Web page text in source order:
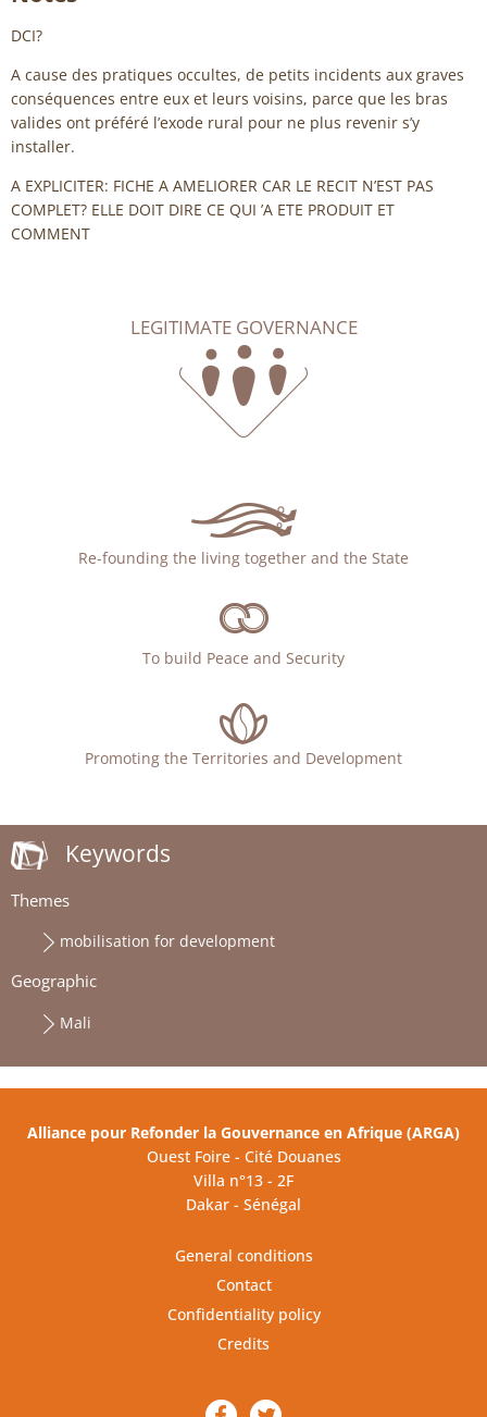
DCI?
A cause des pratiques occultes, de petits incidents aux graves
conséquences entre eux et leurs voisins, parce que les bras
valides ont préféré l’exode rural pour ne plus revenir s’y
installer.
A EXPLICITER: FICHE A AMELIORER CAR LE RECIT N’EST PAS
COMPLET? ELLE DOIT DIRE CE QUI ’A ETE PRODUIT ET
COMMENT
LEGITIMATE GOVERNANCE
Re-founding the living together and the State
To build Peace and Security
Promoting the Territories and Development
Keywords
Themes
mobilisation for development
Geographic
Mali
Alliance pour Refonder la Gouvernance en Afrique (ARGA)
Ouest Foire - Cité Douanes
Villa n°13 - 2F
Dakar - Sénégal
General conditions
Contact
Confidentiality policy
Credits